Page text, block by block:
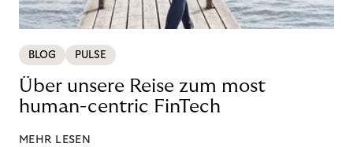
BLOG PULSE
Über unsere Reise zum most
human-centric FinTech
MEHR LESEN